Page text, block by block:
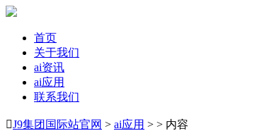
首页
关于我们
ai资讯
ai应用
联系我们
J9集团国际站官网 > ai应用 > > 内容